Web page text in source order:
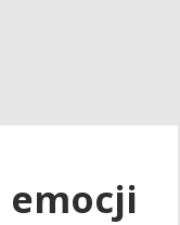
emocji